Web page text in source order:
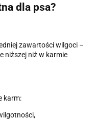
dla psa?
zawartości wilgoci –
niższej niż w karmie
karm: